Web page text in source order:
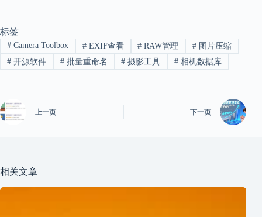
标签
#Camera Toolbox #EXIF查看 # RAW管理 # 图片压缩
#开源软件 #批量重命名 # 摄影工具 # 相机数据库
上一页 下一页
相关文章